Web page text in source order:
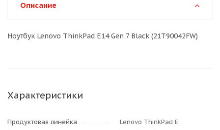
Описание
Ноутбук Lenovo ThinkPad E14 Gen 7 Black (21T90042FW)
Характеристики
Продуктовая линейка
Lenovo ThinkPad E